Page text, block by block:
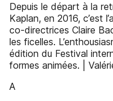
Depuis le départ à la
Kaplan, en 2016, c’est
co-directrices Claire
les ficelles.
édition du Festival
formes animées. |
A